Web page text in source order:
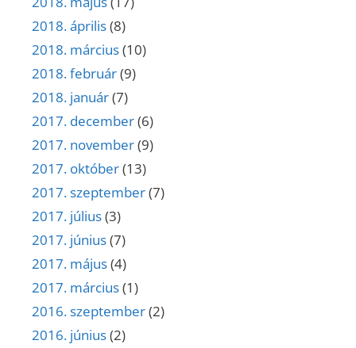
2018. április(8)
2018. március(10)
2018. február(9)
2018. január(7)
2017. december(6)
2017. november(9)
2017. október(13)
2017. szeptember(7)
2017. július(3)
2017. június(7)
2017. május(4)
2017. március(1)
2016. szeptember(2)
2016. június(2)